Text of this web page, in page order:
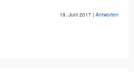
19. Juni 2017 | Antworten